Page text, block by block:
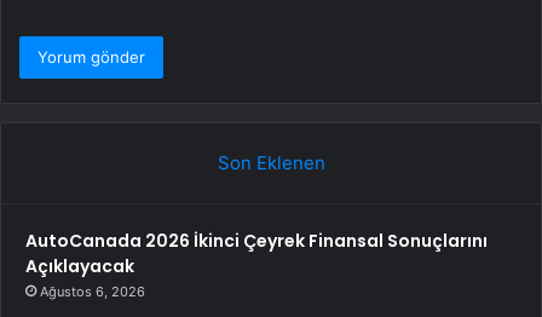
Son Eklenen
AutoCanada 2026 İkinci Çeyrek Finansal Sonuçlarını
Açıklayacak
Ağustos 6, 2026